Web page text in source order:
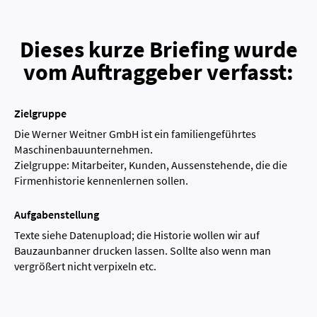
Dieses kurze Briefing wurde
vom Auftraggeber verfasst:
Zielgruppe
Die Werner Weitner GmbH ist ein familiengeführtes
Maschinenbauunternehmen.
Zielgruppe: Mitarbeiter, Kunden, Aussenstehende, die die
Firmenhistorie kennenlernen sollen.
Aufgabenstellung
Texte siehe Datenupload; die Historie wollen wir auf
Bauzaunbanner drucken lassen. Sollte also wenn man
vergrößert nicht verpixeln etc.